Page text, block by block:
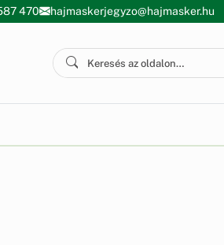
470 hajmaskerjegyzo@hajmasker.hu